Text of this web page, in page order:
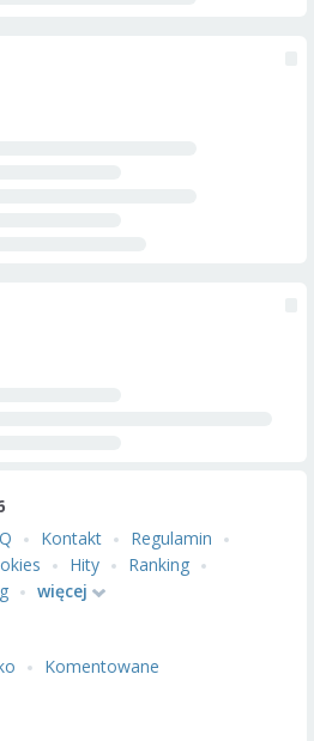
Kontakt
Regulamin
Hity
Ranking
więcej
Komentowane